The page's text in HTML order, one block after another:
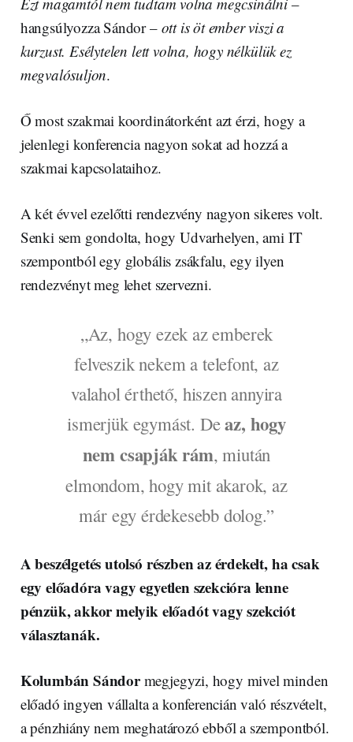
hangsúlyozza Sándor – ott is öt ember viszi a
kurzust. Esélytelen lett volna, hogy nélkülük ez
megvalósuljon.
Ő most szakmai koordinátorként azt érzi, hogy a
jelenlegi konferencia nagyon sokat ad hozzá a
szakmai kapcsolataihoz.
A két évvel ezelőtti rendezvény nagyon sikeres volt.
Senki sem gondolta, hogy Udvarhelyen, ami IT
szempontból egy globális zsákfalu, egy ilyen
rendezvényt meg lehet szervezni.
„Az, hogy ezek az emberek
felveszik nekem a telefont, az
valahol érthető, hiszen annyira
ismerjük egymást. Deaz, hogy
nem csapják rám, miután
elmondom, hogy mit akarok, az
már egy érdekesebb dolog.”
A beszélgetés utolsó részben az érdekelt, ha csak
egy előadóra vagy egyetlen szekcióra lenne
pénzük, akkor melyik előadót vagy szekciót
választanák.
Kolumbán Sándormegjegyzi, hogy mivel minden
előadó ingyen vállalta a konferencián való részvételt,
a pénzhiány nem meghatározó ebből a szempontból.